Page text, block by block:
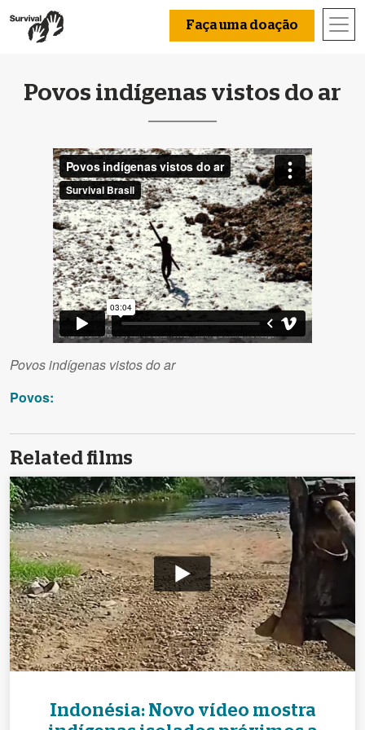
Faça uma doação
Povos indígenas vistos do ar
Povos indígenas vistos do ar
Povos:
Related films
Indonésia: Novo vídeo mostra